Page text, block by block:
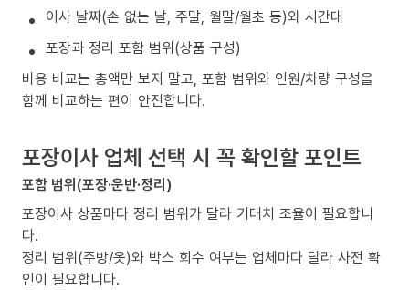
이사 날짜(손 없는 날, 주말, 월말/월초 등)와 시간대
포장과 정리 포함 범위(상품 구성)
비용 비교는 총액만 보지 말고, 포함 범위와 인원/차량 구성을
함께 비교하는 편이 안전합니다.
포장이사 업체 선택 시 꼭 확인할 포인트
포함 범위(포장·운반·정리)
포장이사 상품마다 정리 범위가 달라 기대치 조율이 필요합니
다.
정리 범위(주방/옷)와 박스 회수 여부는 업체마다 달라 사전 확
인이 필요합니다.